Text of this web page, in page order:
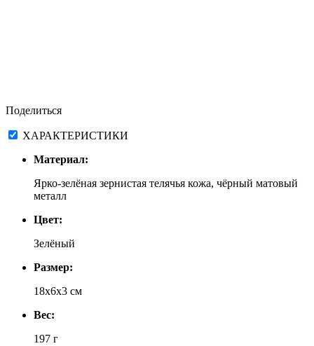
Поделиться
ХАРАКТЕРИСТИКИ
Материал:
Ярко-зелёная зернистая телячья кожа, чёрный матовый
металл
Цвет:
Зелёный
Размер:
18х6х3 см
Вес:
197 г